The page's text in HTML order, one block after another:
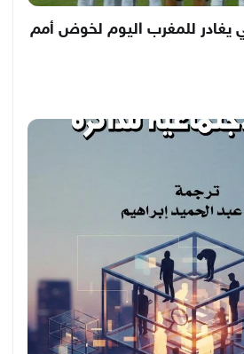
يغادر للمغرب اليوم لخوض أمم